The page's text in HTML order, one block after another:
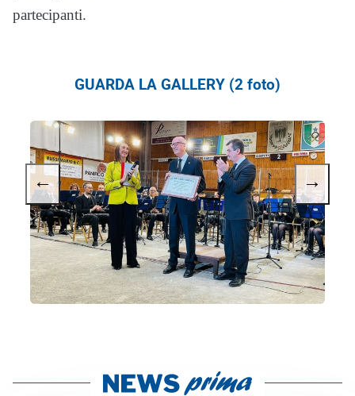
partecipanti.
GUARDA LA GALLERY (2 foto)
← →